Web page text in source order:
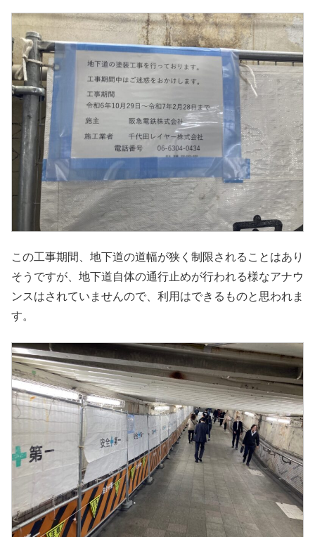
この工事期間、地下道の道幅が狭く制限されることはあり
そうですが、地下道自体の通行止めが行われる様なアナウ
ンスはされていませんので、利用はできるものと思われま
す。